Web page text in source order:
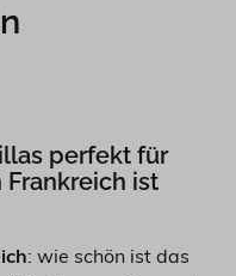
perfekt für
ist
: wie schön ist das